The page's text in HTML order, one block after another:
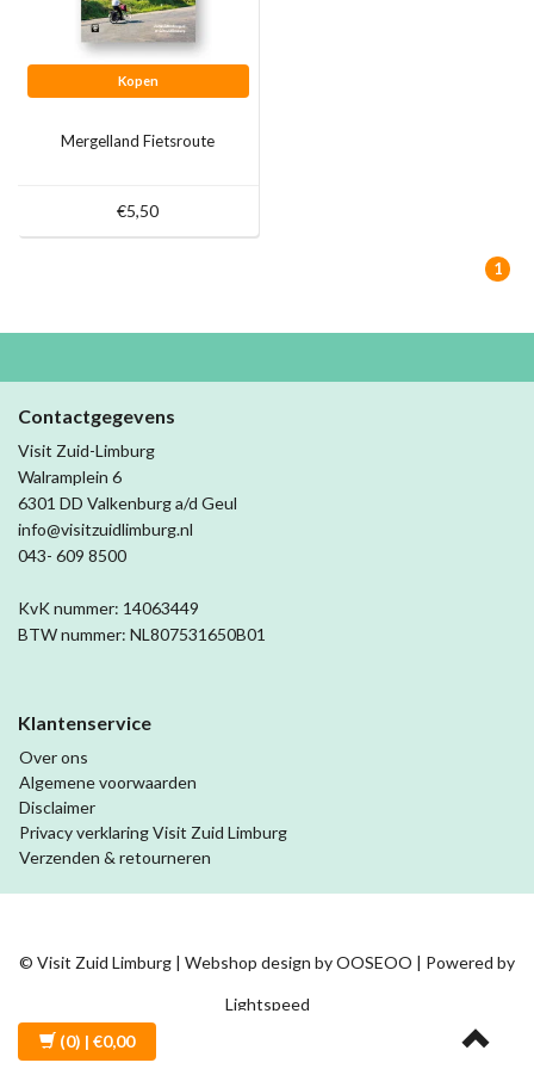
Kopen
Mergelland Fietsroute
€5,50
1
Contactgegevens
Visit Zuid-Limburg
Walramplein 6
6301 DD Valkenburg a/d Geul
info@visitzuidlimburg.nl
043- 609 8500
KvK nummer: 14063449
BTW nummer: NL807531650B01
Klantenservice
Over ons
Algemene voorwaarden
Disclaimer
Privacy verklaring Visit Zuid Limburg
Verzenden & retourneren
© Visit Zuid Limburg | Webshop design byOOSEOO | Powered by
Lightspeed
(0) | €0,00